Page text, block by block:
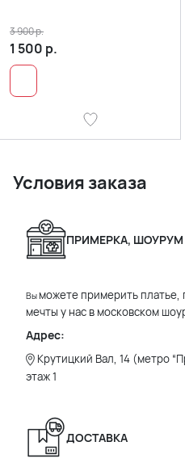
1 500 р.
3 900р.
Условия заказа
ПРИМЕРКА, ШОУРУМ
Вы можете примерить платье,
мечты у нас в московском
Адрес:
Крутицкий Вал, 14 (метро
этаж 1
ДОСТАВКА